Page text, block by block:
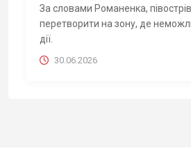
За словами Романенка,
перетворити на зону, де
дії.
30.06.2026